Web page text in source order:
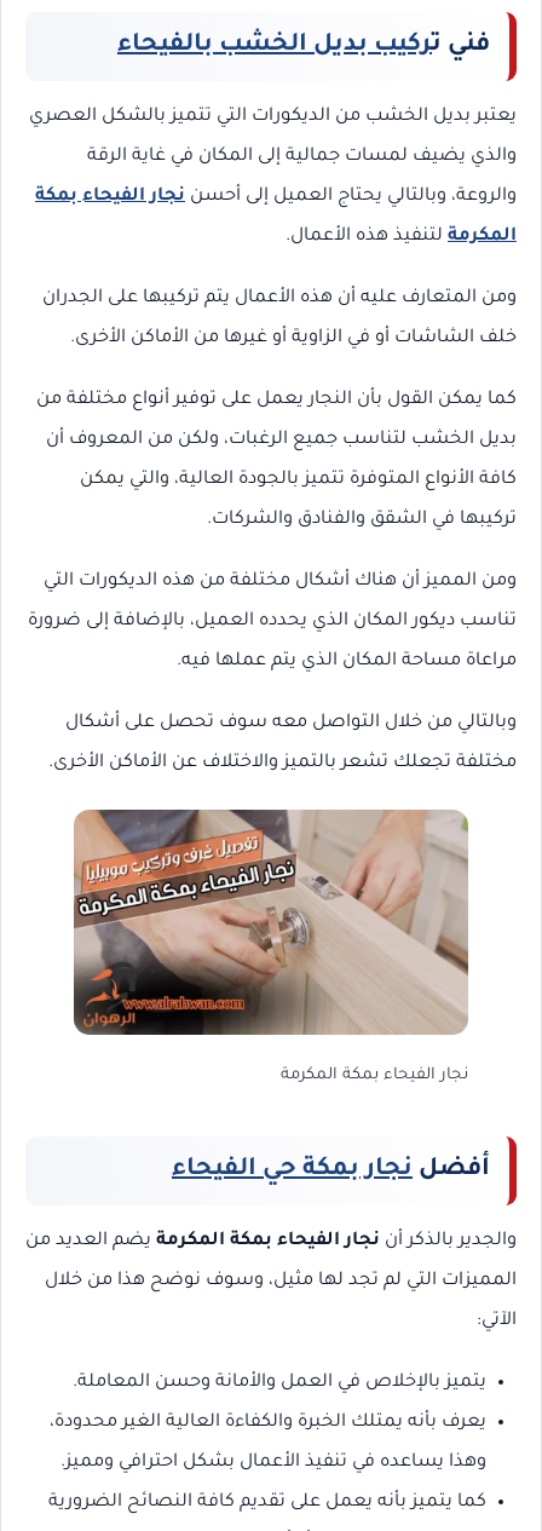
فني تركيب بديل الخشب بالفيحاء
يعتبر بديل الخشب من الديكورات التي تتميز بالشكل العصري
والذي يضيف لمسات جمالية إلى المكان في غاية الرقة
والروعة، وبالتالي يحتاج العميل إلى أحسن نجار الفيحاء بمكة
المكرمة لتنفيذ هذه الأعمال.
ومن المتعارف عليه أن هذه الأعمال يتم تركيبها على الجدران
خلف الشاشات أو في الزاوية أو غيرها من الأماكن الأخرى.
كما يمكن القول بأن النجار يعمل على توفير أنواع مختلفة من
بديل الخشب لتناسب جميع الرغبات، ولكن من المعروف أن
كافة الأنواع المتوفرة تتميز بالجودة العالية، والتي يمكن
تركيبها في الشقق والفنادق والشركات.
ومن المميز أن هناك أشكال مختلفة من هذه الديكورات التي
تناسب ديكور المكان الذي يحدده العميل، بالإضافة إلى ضرورة
مراعاة مساحة المكان الذي يتم عملها فيه.
وبالتالي من خلال التواصل معه سوف تحصل على أشكال
مختلفة تجعلك تشعر بالتميز والاختلاف عن الأماكن الأخرى.
نجار الفيحاء بمكة المكرمة
أفضل نجار بمكة حي الفيحاء
والجدير بالذكر أن نجار الفيحاء بمكة المكرمة يضم العديد من
المميزات التي لم تجد لها مثيل، وسوف نوضح هذا من خلال
الآتي:
يتميز بالإخلاص في العمل والأمانة وحسن المعاملة.
يعرف بأنه يمتلك الخبرة والكفاءة العالية الغير محدودة،
وهذا يساعده في تنفيذ الأعمال بشكل احترافي ومميز.
كما يتميز بأنه يعمل على تقديم كافة النصائح الضرورية